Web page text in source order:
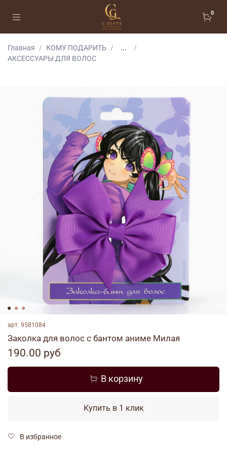
0
Главная КОМУ ПОДАРИТЬ
...
АКСЕССУАРЫ ДЛЯ ВОЛОС
арт. 9581084
Заколка для волос с бантом аниме Милая
190.00 руб
В корзину
Купить в 1 клик
В избранное